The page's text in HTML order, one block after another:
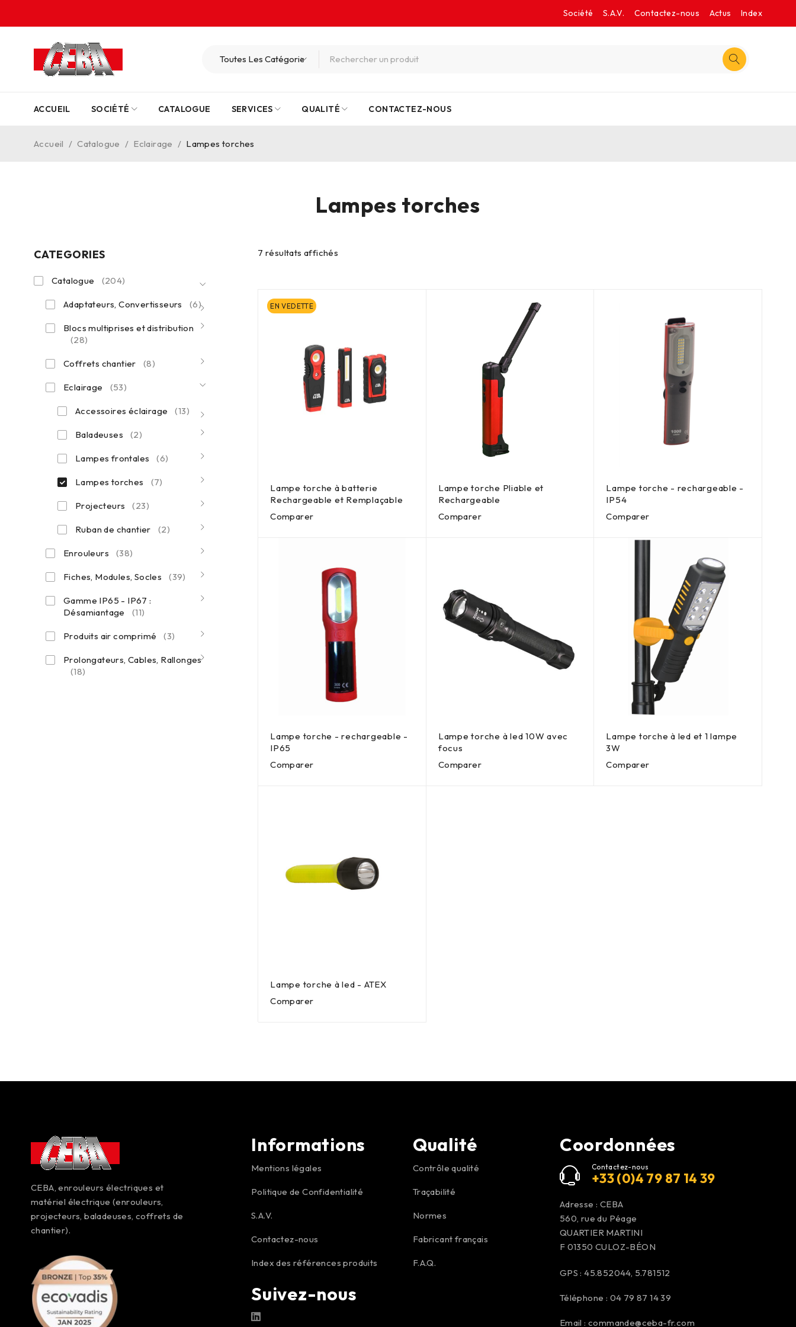
Société S.A.V. Contactez-nous Actus Index
ACCUEIL SOCIÉTÉ CATALOGUE SERVICES QUALITÉ CONTACTEZ-NOUS
Lampes torches
Accueil / Catalogue / Eclairage / Lampes torches
CATEGORIES
Catalogue (204)
Adaptateurs, Convertisseurs (6)
Blocs multiprises et distribution
(28)
Coffrets chantier (8)
Eclairage (53)
Accessoires éclairage (13)
Baladeuses (2)
Lampes frontales (6)
Lampes torches (7)
Projecteurs (23)
Ruban de chantier (2)
Enrouleurs (38)
Fiches, Modules, Socles (39)
Gamme IP65 - IP67 :
Désamiantage
(11)
Produits air comprimé (3)
Prolongateurs, Cables, Rallonges
(18)
7 résultats affichés
EN VEDETTE
Lampe torche à batterie
Rechargeable et Remplaçable
Comparer
Lampe torche Pliable et
Rechargeable
Comparer
Lampe torche - rechargeable -
IP54
Comparer
Lampe torche - rechargeable -
IP65
Comparer
Lampe torche à led 10W avec
focus
Comparer
Lampe torche à led et 1 lampe
3W
Comparer
Lampe torche à led - ATEX
Comparer
CEBA, enrouleurs électriques et
matériel électrique (enrouleurs,
projecteurs, baladeuses, coffrets de
chantier).
Informations
Mentions légales
Politique de Confidentialité
S.A.V.
Contactez-nous
Index des références produits
Suivez-nous
Qualité
Contrôle qualité
Traçabilité
Normes
Fabricant français
F.A.Q.
Coordonnées
Contactez-nous
+33 (0)4 79 87 14 39
Adresse : CEBA
560, rue du Péage
QUARTIER MARTINI
F 01350 CULOZ-BÉON
GPS : 45.852044, 5.781512
Téléphone : 04 79 87 14 39
Email : commande@ceba-fr.com